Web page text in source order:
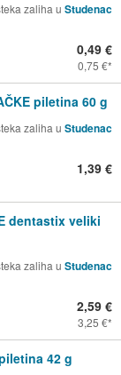
zaliha u Studenac
0,49 €
0,75 €
piletina 60 g
zaliha u Studenac
1,39 €
dentastix veliki
zaliha u Studenac
2,59 €
3,25 €
42 g